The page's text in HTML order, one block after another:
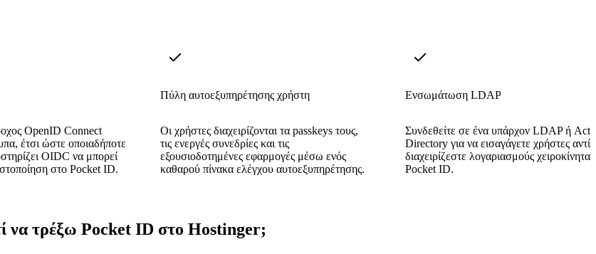
OpenID Connect
έτσι ώστε οποιαδήποτε
OIDC να μπορεί
στο Pocket ID.
Πύλη αυτοεξυπηρέτησης χρήστη
Οι χρήστες διαχειρίζονται τα passkeys τους,
τις ενεργές συνεδρίες και τις
εξουσιοδοτημένες εφαρμογές μέσω ενός
καθαρού πίνακα ελέγχου αυτοεξυπηρέτησης.
Ενσωμάτωση LDAP
Συνδεθείτε σε ένα υπάρχον LDAP ή
Directory για να εισαγάγετε χρήστες αντί
διαχειρίζεστε λογαριασμούς χειροκίνητα
Pocket ID.
να τρέξω Pocket ID στο Hostinger;